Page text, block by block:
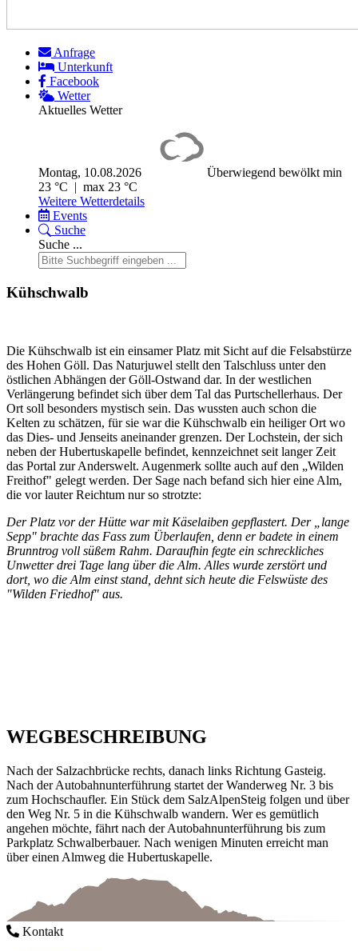
Anfrage
Unterkunft
Facebook
Wetter
Aktuelles Wetter
Montag, 10.08.2026 Überwiegend bewölktmin
23 °C | max 23 °C
Weitere Wetterdetails
Events
Suche
Suche ...
Kühschwalb
Die Kühschwalb ist ein einsamer Platz mit Sicht auf die Felsabstürze
des Hohen Göll. Das Naturjuwel stellt den Talschluss unter den
östlichen Abhängen der Göll-Ostwand dar. In der westlichen
Verlängerung befindet sich über dem Tal das Purtschellerhaus. Der
Ort soll besonders mystisch sein. Das wussten auch schon die
Kelten zu schätzen, für sie war die Kühschwalb ein heiliger Ort wo
das Dies- und Jenseits aneinander grenzen. Der Lochstein, der sich
neben der Hubertuskapelle befindet, kennzeichnet seit langer Zeit
das Portal zur Anderswelt. Augenmerk sollte auch auf den „Wilden
Freithof" gelegt werden. Der Sage nach befand sich hier eine Alm,
die vor lauter Reichtum nur so strotzte:
Der Platz vor der Hütte war mit Käselaiben gepflastert. Der „lange
Sepp" brachte das Fass zum Überlaufen, denn er badete in einem
Brunntrog voll süßem Rahm. Daraufhin fegte ein schreckliches
Unwetter drei Tage lang über die Alm. Alles wurde zerstört und
dort, wo die Alm einst stand, dehnt sich heute die Felswüste des
"Wilden Friedhof" aus.
WEGBESCHREIBUNG
Nach der Salzachbrücke rechts, danach links Richtung Gasteig.
Nach der Autobahnunterführung startet der Wanderweg Nr. 3 bis
zum Hochschaufler. Ein Stück dem SalzAlpenSteig folgen und über
den Weg Nr. 5 in die Kühschwalb wandern. Wer es gemütlich
angehen möchte, fährt nach der Autobahnunterführung bis zum
Parkplatz Schwalberbauer. Nach wenigen Minuten erreicht man
über einen Almweg die Hubertuskapelle.
Kontakt